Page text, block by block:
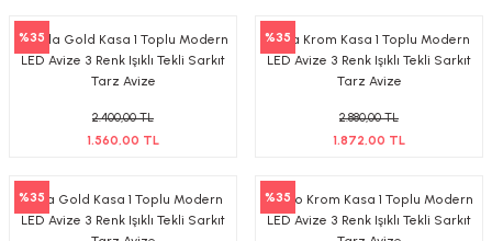
%35
Cunda Gold Kasa 1 Toplu Modern
LED Avize 3 Renk Işıklı Tekli Sarkıt
Tarz Avize
2.400,00 TL
1.560,00 TL
%35
İbiza Krom Kasa 1 Toplu Modern
LED Avize 3 Renk Işıklı Tekli Sarkıt
Tarz Avize
2.880,00 TL
1.872,00 TL
%35
İbiza Gold Kasa 1 Toplu Modern
LED Avize 3 Renk Işıklı Tekli Sarkıt
%35
Tokyo Krom Kasa 1 Toplu Modern
LED Avize 3 Renk Işıklı Tekli Sarkıt